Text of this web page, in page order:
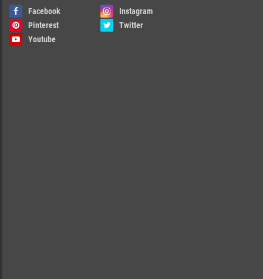
Facebook
Instagram
Pinterest
Twitter
Youtube